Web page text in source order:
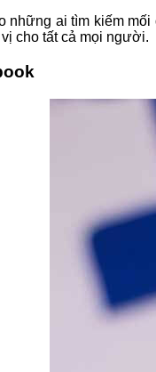
những ai tìm kiếm
cho tất cả mọi người.